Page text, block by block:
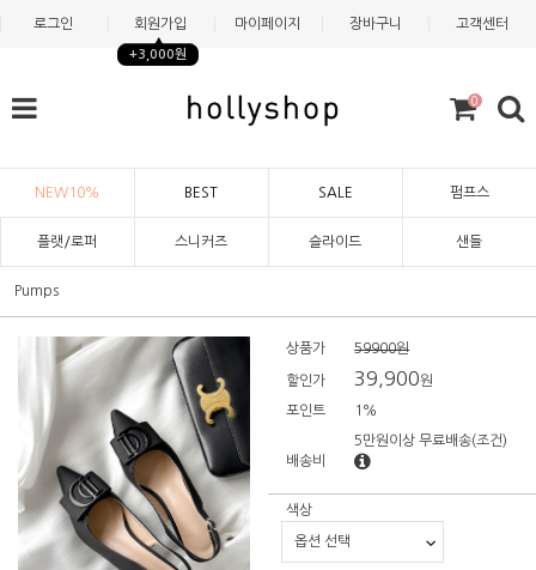
로그인 회원가입
+3,000원
마이페이지 장바구니 고객센터
0
NEW10% BEST SALE 펌프스
플랫/로퍼 스니커즈 슬라이드 샌들
Pumps
상품가 59900원
할인가 39,900원
포인트 1%
배송비
5만원이상 무료배송(조건)
색상